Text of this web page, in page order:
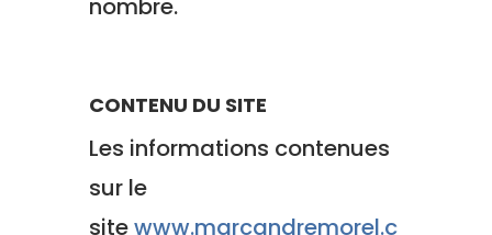
nombre.
CONTENU DU SITE
Les informations contenues
sur le
sitewww.marcandremorel.c